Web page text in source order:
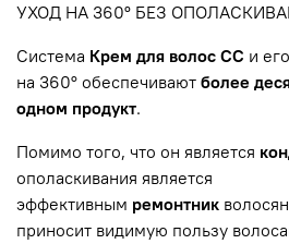
УХОД НА 360º БЕЗ
Система Крем для волос CC и
на 360° обеспечивают более
одном продукт.
Помимо того, что он является
ополаскивания является
эффективным ремонтник
приносит видимую пользу